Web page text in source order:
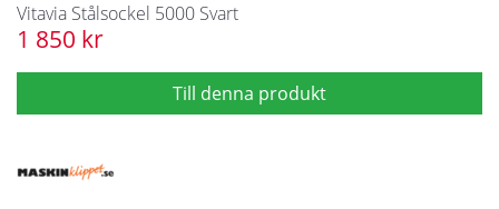
Vitavia Stålsockel 5000 Svart
1 850 kr